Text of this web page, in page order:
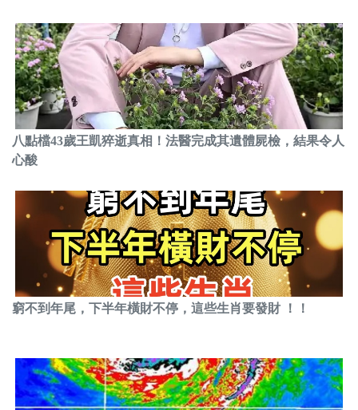
八點檔43歲王凱猝逝真相！法醫完成其遺體屍檢，結果令人
心酸
窮不到年尾，下半年橫財不停，這些生肖要發財 ！！